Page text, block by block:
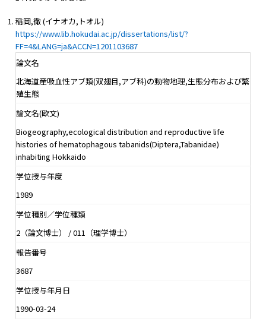
稲岡,徹 (イナオカ,トオル)
https://www.lib.hokudai.ac.jp/dissertations/list/?
FF=4&LANG=ja&ACCN=1201103687
論文名
北海道産吸血性アブ類(双翅目,アブ科)の動物地理,生態分布および繁
殖生態
論文名(欧文)
Biogeography,ecological distribution and reproductive life
histories of hematophagous tabanids(Diptera,Tabanidae)
inhabiting Hokkaido
学位授与年度
1989
学位種別／学位種類
2（論文博士） / 011（理学博士）
報告番号
3687
学位授与年月日
1990-03-24